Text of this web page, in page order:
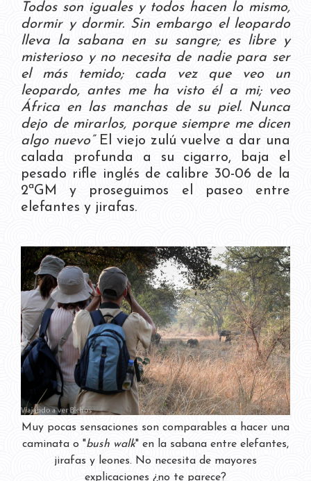
Todos son iguales y todos hacen lo mismo,
dormir y dormir. Sin embargo el leopardo
lleva la sabana en su sangre; es libre y
misterioso y no necesita de nadie para ser
el más temido; cada vez que veo un
leopardo, antes me ha visto él a mi; veo
África en las manchas de su piel. Nunca
dejo de mirarlos, porque siempre me dicen
algo nuevo”El viejo zulú vuelve a dar una
calada profunda a su cigarro, baja el
pesado rifle inglés de calibre 30-06 de la
2ªGM y proseguimos el paseo entre
elefantes y jirafas.
Muy pocas sensaciones son comparables a hacer una
caminata o "bush walk" en la sabana entre elefantes,
jirafas y leones. No necesita de mayores
explicaciones ¿no te parece?